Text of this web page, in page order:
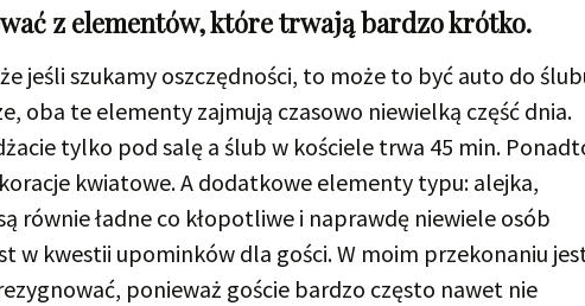
z elementów, które trwają bardzo krótko.
jeśli szukamy oszczędności, to może to być auto do
oba te elementy zajmują czasowo niewielką część dnia.
tylko pod salę a ślub w kościele trwa 45 min.
kwiatowe. A dodatkowe elementy typu: alejka,
równie ładne co kłopotliwe i naprawdę niewiele osób
w kwestii upominków dla gości. W moim przekonaniu
ponieważ goście bardzo często nawet nie